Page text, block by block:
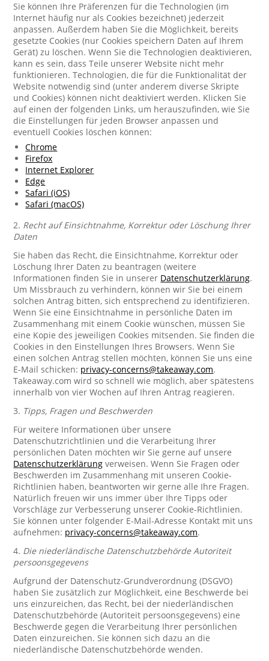
Sie können Ihre Präferenzen für die Technologien (im
Internet häufig nur als Cookies bezeichnet) jederzeit
anpassen. Außerdem haben Sie die Möglichkeit, bereits
gesetzte Cookies (nur Cookies speichern Daten auf Ihrem
Gerät) zu löschen. Wenn Sie die Technologien deaktivieren,
kann es sein, dass Teile unserer Website nicht mehr
funktionieren. Technologien, die für die Funktionalität der
Website notwendig sind (unter anderem diverse Skripte
und Cookies) können nicht deaktiviert werden. Klicken Sie
auf einen der folgenden Links, um herauszufinden, wie Sie
die Einstellungen für jeden Browser anpassen und
eventuell Cookies löschen können:
Chrome
Firefox
Internet Explorer
Edge
Safari (iOS)
Safari (macOS)
2. Recht auf Einsichtnahme, Korrektur oder Löschung Ihrer
Daten
Sie haben das Recht, die Einsichtnahme, Korrektur oder
Löschung Ihrer Daten zu beantragen (weitere
Informationen finden Sie in unserer Datenschutzerklärung.
Um Missbrauch zu verhindern, können wir Sie bei einem
solchen Antrag bitten, sich entsprechend zu identifizieren.
Wenn Sie eine Einsichtnahme in persönliche Daten im
Zusammenhang mit einem Cookie wünschen, müssen Sie
eine Kopie des jeweiligen Cookies mitsenden. Sie finden die
Cookies in den Einstellungen Ihres Browsers. Wenn Sie
einen solchen Antrag stellen möchten, können Sie uns eine
E-Mail schicken: privacy-concerns@takeaway.com.
Takeaway.com wird so schnell wie möglich, aber spätestens
innerhalb von vier Wochen auf Ihren Antrag reagieren.
3. Tipps, Fragen und Beschwerden
Für weitere Informationen über unsere
Datenschutzrichtlinien und die Verarbeitung Ihrer
persönlichen Daten möchten wir Sie gerne auf unsere
Datenschutzerklärung verweisen. Wenn Sie Fragen oder
Beschwerden im Zusammenhang mit unseren Cookie-
Richtlinien haben, beantworten wir gerne alle Ihre Fragen.
Natürlich freuen wir uns immer über Ihre Tipps oder
Vorschläge zur Verbesserung unserer Cookie-Richtlinien.
Sie können unter folgender E-Mail-Adresse Kontakt mit uns
aufnehmen: privacy-concerns@takeaway.com.
4. Die niederländische Datenschutzbehörde Autoriteit
persoonsgegevens
Aufgrund der Datenschutz-Grundverordnung (DSGVO)
haben Sie zusätzlich zur Möglichkeit, eine Beschwerde bei
uns einzureichen, das Recht, bei der niederländischen
Datenschutzbehörde (Autoriteit persoonsgegevens) eine
Beschwerde gegen die Verarbeitung Ihrer persönlichen
Daten einzureichen. Sie können sich dazu an die
niederländische Datenschutzbehörde wenden.